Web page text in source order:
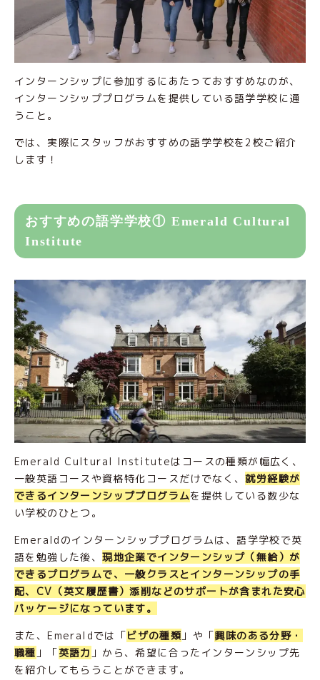
インターンシップに参加するにあたっておすすめなのが、
インターンシッププログラムを提供している語学学校に通
うこと。
では、実際にスタッフがおすすめの語学学校を2校ご紹介
します！
おすすめの語学学校① Emerald Cultural
Institute
Emerald Cultural Instituteはコースの種類が幅広く、
一般英語コースや資格特化コースだけでなく、就労経験が
できるインターンシッププログラムを提供している数少な
い学校のひとつ。
Emeraldのインターンシッププログラムは、語学学校で英
語を勉強した後、現地企業でインターンシップ（無給）が
できるプログラムで、一般クラスとインターンシップの手
配、CV（英文履歴書）添削などのサポートが含まれた安心
パッケージになっています。
また、Emeraldでは「ビザの種類 」や「興味のある分野・
職種 」「英語力 」から、希望に合ったインターンシップ先
を紹介してもらうことができます。